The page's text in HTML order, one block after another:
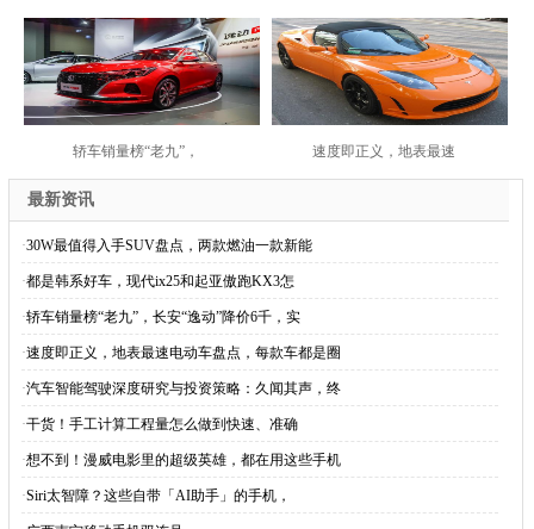
轿车销量榜“老九”， 速度即正义，地表最速
最新资讯
·30W最值得入手SUV盘点，两款燃油一款新能
·都是韩系好车，现代ix25和起亚傲跑KX3怎
·轿车销量榜“老九”，长安“逸动”降价6千，实
·速度即正义，地表最速电动车盘点，每款车都是圈
·汽车智能驾驶深度研究与投资策略：久闻其声，终
·干货！手工计算工程量怎么做到快速、准确
·想不到！漫威电影里的超级英雄，都在用这些手机
·Siri太智障？这些自带「AI助手」的手机，